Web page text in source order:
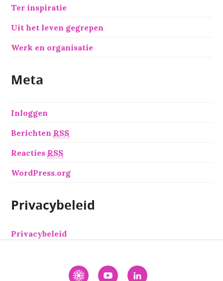
Ter inspiratie
Uit het leven gegrepen
Werk en organisatie
Meta
Inloggen
Berichten RSS
Reacties RSS
WordPress.org
Privacybeleid
Privacybeleid
Interactie
Academie
YouTubeLinkedIn